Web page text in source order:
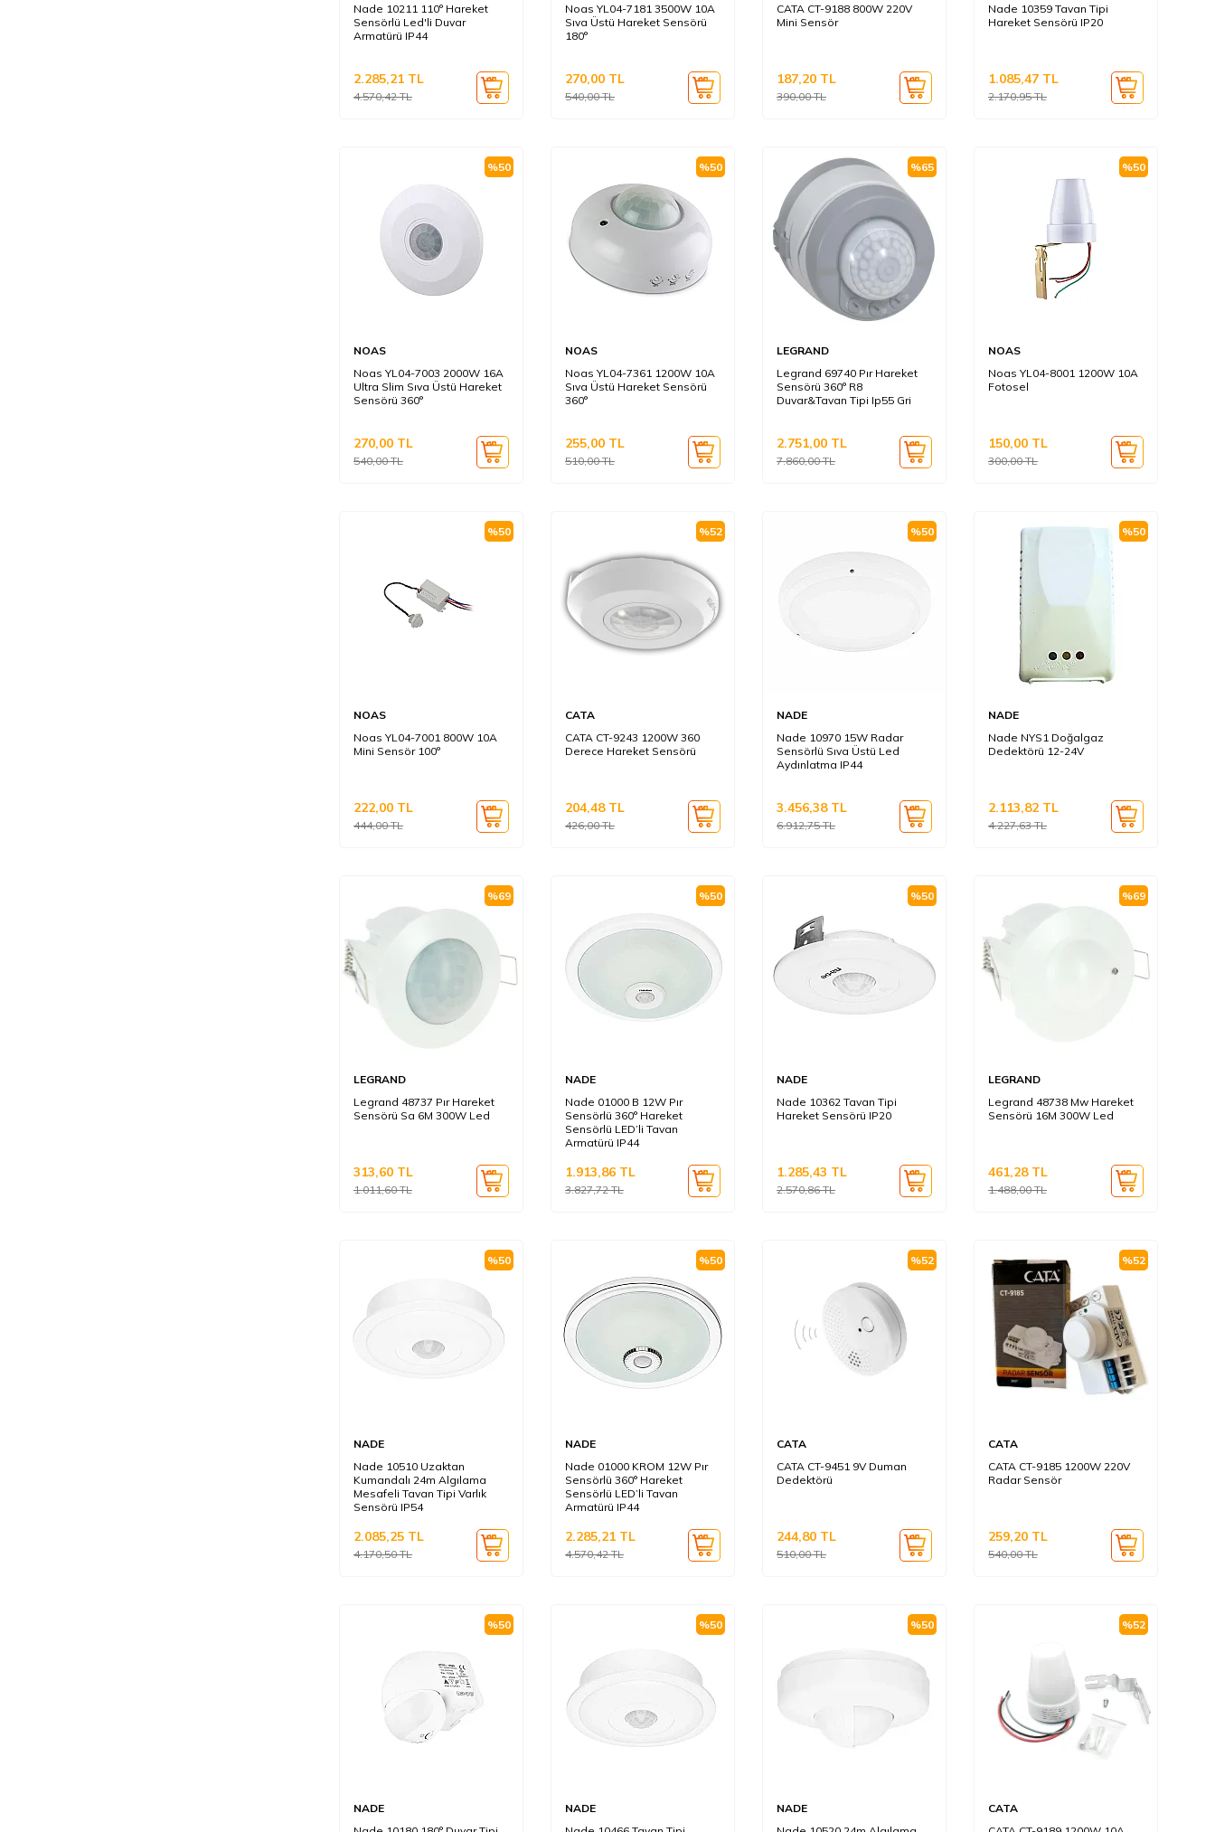
Nade 10211 110° Hareket
Sensörlü Led'li Duvar
Armatürü IP44
4.570,42TL
2.285,21 TL
Noas YL04-7181 3500W 10A
Sıva Üstü Hareket Sensörü
180°
540,00TL
270,00 TL
CATA CT-9188 800W 220V
Mini Sensör
390,00TL
187,20 TL
Nade 10359 Tavan Tipi
Hareket Sensörü IP20
2.170,95TL
1.085,47 TL
%50
NOAS
Noas YL04-7003 2000W 16A
Ultra Slim Sıva Üstü Hareket
Sensörü 360°
540,00TL
270,00 TL
%50
NOAS
Noas YL04-7361 1200W 10A
Sıva Üstü Hareket Sensörü
360°
510,00TL
255,00 TL
%65
LEGRAND
Legrand 69740 Pır Hareket
Sensörü 360° R8
Duvar&Tavan Tipi Ip55 Gri
7.860,00TL
2.751,00 TL
%50
NOAS
Noas YL04-8001 1200W 10A
Fotosel
300,00TL
150,00 TL
%50
NOAS
Noas YL04-7001 800W 10A
Mini Sensör 100°
444,00TL
222,00 TL
%52
CATA
CATA CT-9243 1200W 360
Derece Hareket Sensörü
426,00TL
204,48TL
%50
NADE
Nade 10970 15W Radar
Sensörlü Sıva Üstü Led
Aydınlatma IP44
6.912,75TL
3.456,38TL
%50
NADE
Nade NYS1 Doğalgaz
Dedektörü 12-24V
4.227,63TL
2.113,82 TL
%69
LEGRAND
Legrand 48737 Pır Hareket
Sensörü Sa 6M 300W Led
1.011,60TL
313,60 TL
%50
NADE
Nade 01000 B 12W Pır
Sensörlü 360° Hareket
Sensörlü LED’li Tavan
Armatürü IP44
3.827,72TL
1.913,86 TL
%50
NADE
Nade 10362 Tavan Tipi
Hareket Sensörü IP20
2.570,86TL
1.285,43 TL
%69
LEGRAND
Legrand 48738 Mw Hareket
Sensörü 16M 300W Led
1.488,00TL
461,28TL
%50
NADE
Nade 10510 Uzaktan
Kumandalı 24m Algılama
Mesafeli Tavan Tipi Varlık
Sensörü IP54
4.170,50TL
2.085,25 TL
%50
NADE
Nade 01000 KROM 12W Pır
Sensörlü 360° Hareket
Sensörlü LED’li Tavan
Armatürü IP44
4.570,42TL
2.285,21 TL
%52
CATA
CATA CT-9451 9V Duman
Dedektörü
510,00TL
244,80 TL
%52
CATA
CATA CT-9185 1200W 220V
Radar Sensör
540,00TL
259,20 TL
%50
NADE
%50
NADE
%50
NADE
%52
CATA